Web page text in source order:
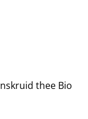
thee Bio